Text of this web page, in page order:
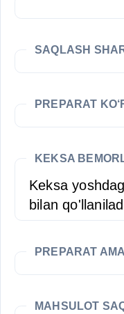
SAQLASH
PREPARAT
KEKSA
Keksa
bilan
PREPARAT
MAHSULOT